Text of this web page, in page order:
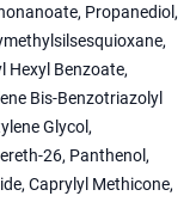
Propanediol,
Hexyl Benzoate,
Bis-Benzotriazolyl
Glycol,
26, Panthenol,
Caprylyl Methicone,